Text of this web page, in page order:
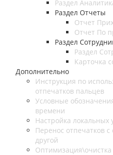
Раздел
Раздел Отчеты
Отчет
Отчет По
Раздел
Раздел
Карточка
Дополнительно
Инструкция по
отпечатков пальцев
Условные
времени
Настройка локальных
Перенос отпечатков
другой